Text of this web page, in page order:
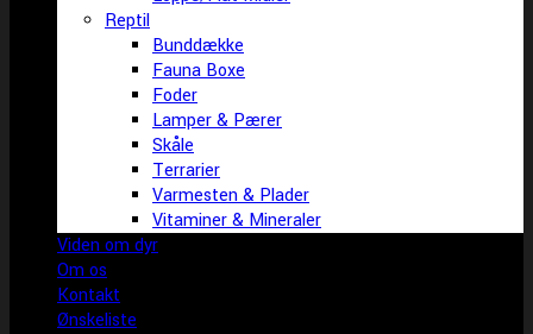
Reptil
Bunddække
Fauna Boxe
Foder
Lamper & Pærer
Skåle
Terrarier
Varmesten & Plader
Vitaminer & Mineraler
Viden om dyr
Om os
Kontakt
Ønskeliste